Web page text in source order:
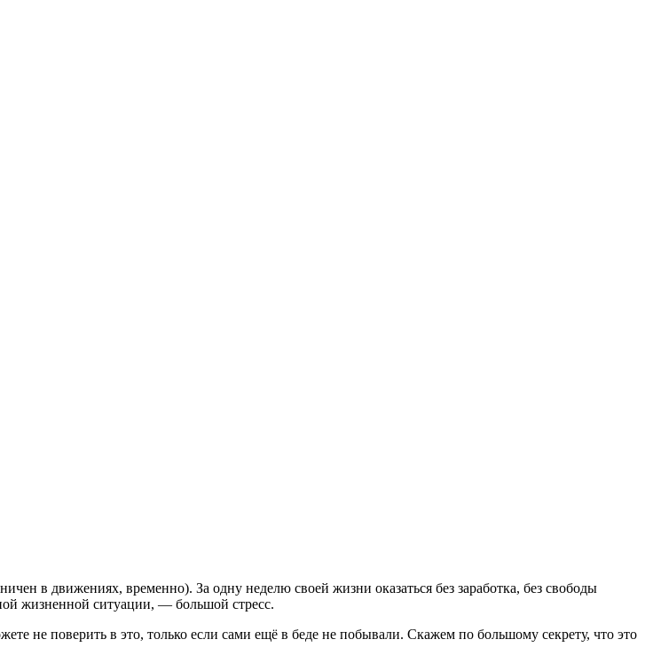
в движениях, временно). За одну неделю своей жизни оказаться без заработка, без свободы
жизненной ситуации, — большой стресс.
не поверить в это, только если сами ещё в беде не побывали. Скажем по большому секрету, что это